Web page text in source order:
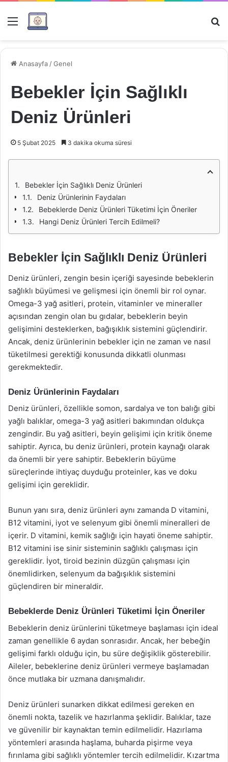
Menü
Anasayfa /Genel
Bebekler İçin Sağlıklı
Deniz Ürünleri
5 Şubat 2025 3 dakika okuma süresi
Bebekler İçin Sağlıklı Deniz Ürünleri
Deniz Ürünlerinin Faydaları
Bebeklerde Deniz Ürünleri Tüketimi İçin Öneriler
Hangi Deniz Ürünleri Tercih Edilmeli?
Bebekler İçin Sağlıklı Deniz Ürünleri
Deniz ürünleri, zengin besin içeriği sayesinde bebeklerin
sağlıklı büyümesi ve gelişmesi için önemli bir rol oynar.
Omega-3 yağ asitleri, protein, vitaminler ve mineraller
açısından zengin olan bu gıdalar, bebeklerin beyin
gelişimini desteklerken, bağışıklık sistemini güçlendirir.
Ancak, deniz ürünlerinin bebekler için ne zaman ve nasıl
tüketilmesi gerektiği konusunda dikkatli olunması
gerekmektedir.
Deniz Ürünlerinin Faydaları
Deniz ürünleri, özellikle somon, sardalya ve ton balığı gibi
yağlı balıklar, omega-3 yağ asitleri bakımından oldukça
zengindir. Bu yağ asitleri, beyin gelişimi için kritik öneme
sahiptir. Ayrıca, bu deniz ürünleri, protein kaynağı olarak
da önemli bir yere sahiptir. Bebeklerin büyüme
süreçlerinde ihtiyaç duyduğu proteinler, kas ve doku
gelişimi için gereklidir.
Bunun yanı sıra, deniz ürünleri aynı zamanda D vitamini,
B12 vitamini, iyot ve selenyum gibi önemli mineralleri de
içerir. D vitamini, kemik sağlığı için hayati öneme sahiptir.
B12 vitamini ise sinir sisteminin sağlıklı çalışması için
gereklidir. İyot, tiroid bezinin düzgün çalışması için
önemlidirken, selenyum da bağışıklık sistemini
güçlendiren bir mineraldir.
Bebeklerde Deniz Ürünleri Tüketimi İçin Öneriler
Bebeklerin deniz ürünlerini tüketmeye başlaması için ideal
zaman genellikle 6 aydan sonrasıdır. Ancak, her bebeğin
gelişimi farklı olduğu için, bu süre değişiklik gösterebilir.
Aileler, bebeklerine deniz ürünleri vermeye başlamadan
önce mutlaka bir uzmana danışmalıdır.
Deniz ürünleri sunarken dikkat edilmesi gereken en
önemli nokta, tazelik ve hazırlanma şeklidir. Balıklar, taze
ve güvenilir bir kaynaktan temin edilmelidir. Hazırlama
yöntemleri arasında haşlama, buharda pişirme veya
fırınlama gibi sağlıklı yöntemler tercih edilmelidir. Kızartma